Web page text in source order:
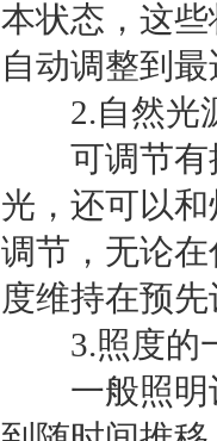
本状态，这
自动调整到
2.自然光
可调节有控
光，还可以
调节，无论
度维持在预
3.照度的
一般照明设